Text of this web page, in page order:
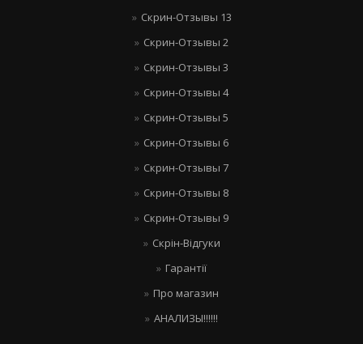
Скрин-Отзывы 13
Скрин-Отзывы 2
Скрин-Отзывы 3
Скрин-Отзывы 4
Скрин-Отзывы 5
Скрин-Отзывы 6
Скрин-Отзывы 7
Скрин-Отзывы 8
Скрин-Отзывы 9
Скрін-Відгуки
Гарантії
Про магазин
АНАЛИЗЫ!!!!!!